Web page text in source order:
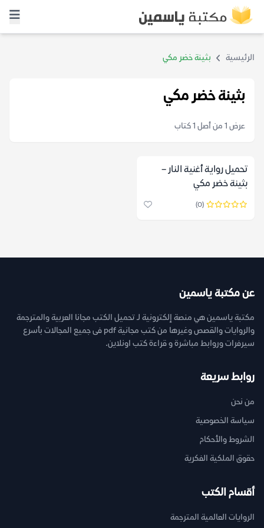
الرئيسية بثينة خضر مكي
بثينة خضر مكي
عرض 1 من أصل 1 كتاب
تحميل رواية أغنية النار –
بثينة خضر مكي
(0)
عن مكتبة ياسمين
مكتبة ياسمين هي منصة إلكترونية لـ تحميل الكتب مجانا العربية والمترجمة
والروايات والقصص وغيرها من كتب مجانية pdf فى جميع المجالات بأسرع
سيرفرات وروابط مباشرة و قراءة كتب اونلاين.
روابط سريعة
من نحن
سياسة الخصوصية
الشروط والأحكام
حقوق الملكية الفكرية
أقسام الكتب
الروايات العالمية المترجمة